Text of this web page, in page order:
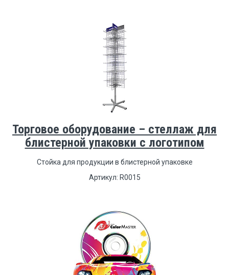
Торговое оборудование – стеллаж для
блистерной упаковки с логотипом
Стойка для продукции в блистерной упаковке
Артикул: R0015